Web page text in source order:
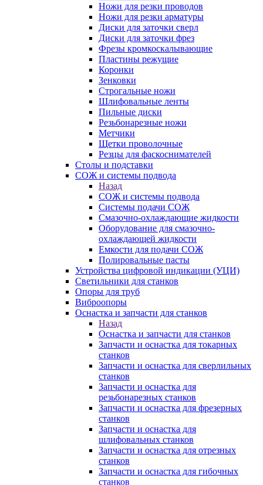
Ножи для резки проводов
Ножи для резки арматуры
Диски для заточки сверл
Диски для заточки фрез
Фрезы кромкоскалывающие
Пластины режущие
Коронки
Зенковки
Строгальные ножи
Шлифовальные ленты
Пильные диски
Резьбонарезные ножи
Метчики
Щетки проволочные
Резцы для фаскоснимателей
Столы и подставки
СОЖ и системы подвода
Назад
СОЖ и системы подвода
Системы подачи СОЖ
Смазочно-охлаждающие жидкости
Оборудование для смазочно-
охлаждающей жидкости
Емкости для подачи СОЖ
Полировальные пасты
Устройства цифровой индикации (УЦИ)
Светильники для станков
Опоры для труб
Виброопоры
Оснастка и запчасти для станков
Назад
Оснастка и запчасти для станков
Запчасти и оснастка для токарных
станков
Запчасти и оснастка для сверлильных
станков
Запчасти и оснастка для
резьбонарезных станков
Запчасти и оснастка для фрезерных
станков
Запчасти и оснастка для
шлифовальных станков
Запчасти и оснастка для отрезных
станков
Запчасти и оснастка для гибочных
станков